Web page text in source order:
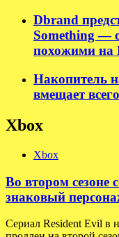
Dbrand
Something —
похожими на
Накопитель
вмещает
Xbox
Xbox
Во втором сезоне
знаковый
Сериал Resident Evil в